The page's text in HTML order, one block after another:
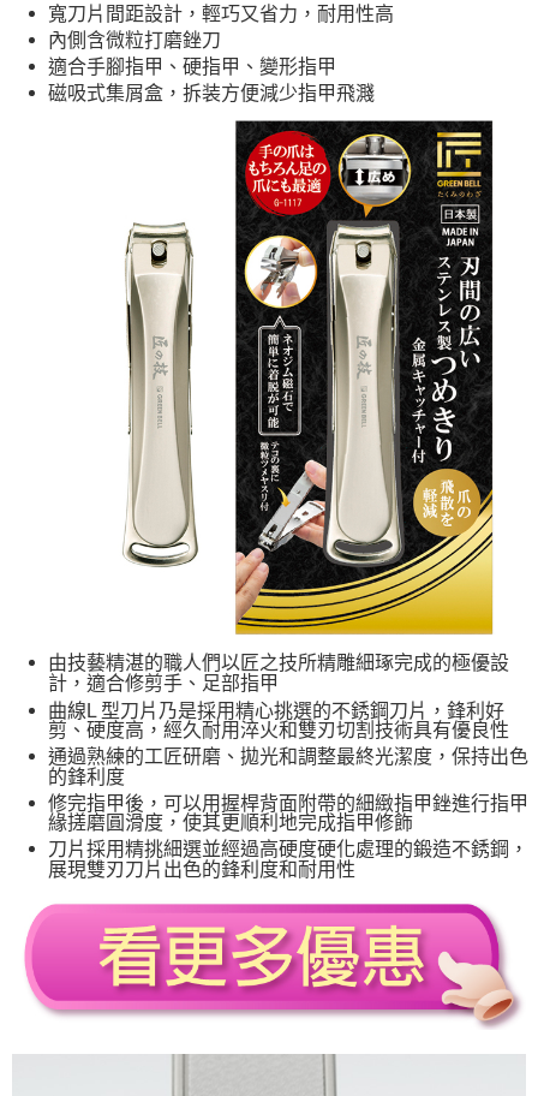
寬刀片間距設計，輕巧又省力，耐用性高
內側含微粒打磨銼刀
適合手腳指甲、硬指甲、變形指甲
磁吸式集屑盒，拆装方便減少指甲飛濺
由技藝精湛的職人們以匠之技所精雕細琢完成的極優設
計，適合修剪手、足部指甲
曲線L 型刀片乃是採用精心挑選的不銹鋼刀片，鋒利好
剪、硬度高，經久耐用淬火和雙刃切割技術具有優良性
通過熟練的工匠研磨、拋光和調整最終光潔度，保持出色
的鋒利度
修完指甲後，可以用握桿背面附帶的細緻指甲銼進行指甲
緣搓磨圓滑度，使其更順利地完成指甲修飾
刀片採用精挑細選並經過高硬度硬化處理的鍛造不銹鋼，
展現雙刃刀片出色的鋒利度和耐用性